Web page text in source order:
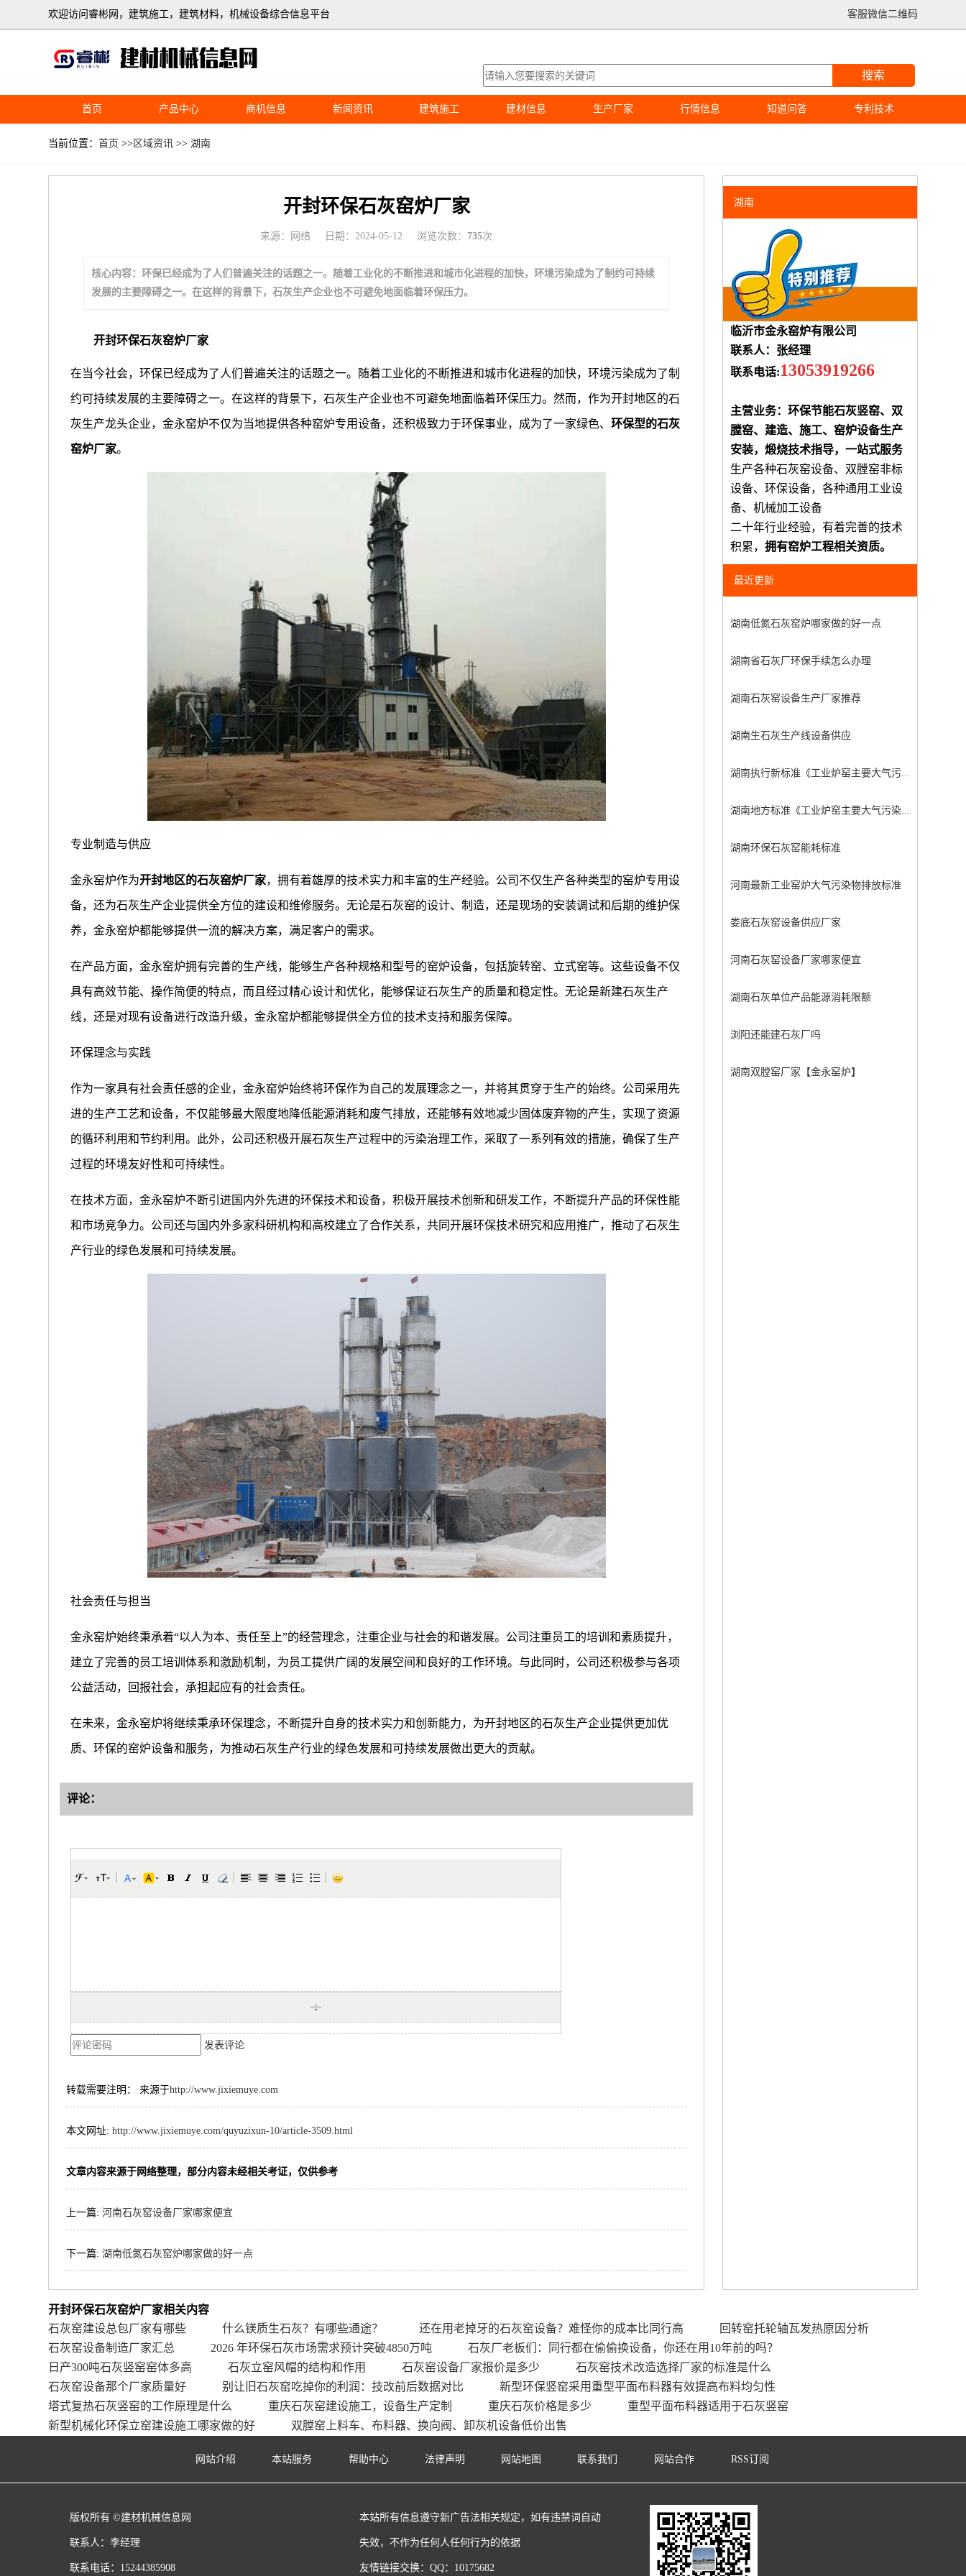
客服微信二维码
欢迎访问睿彬网，建筑施工，建筑材料，机械设备综合信息平台
搜索
首页 产品中心 商机信息 新闻资讯 建筑施工 建材信息 生产厂家 行情信息 知道问答 专利技术
当前位置：首页 >> 区域资讯 >>湖南
开封环保石灰窑炉厂家
来源：网络 日期：2024-05-12 浏览次数： 735次
核心内容：环保已经成为了人们普遍关注的话题之一。随着工业化的不断推进和城市化进程的加快，环境污染成为了制约可持续
发展的主要障碍之一。在这样的背景下，石灰生产企业也不可避免地面临着环保压力。
开封环保石灰窑炉厂家
在当今社会，环保已经成为了人们普遍关注的话题之一。随着工业化的不断推进和城市化进程的加快，环境污染成为了制
约可持续发展的主要障碍之一。在这样的背景下，石灰生产企业也不可避免地面临着环保压力。然而，作为开封地区的石
灰生产龙头企业，金永窑炉不仅为当地提供各种窑炉专用设备，还积极致力于环保事业，成为了一家绿色、环保型的石灰
窑炉厂家。
专业制造与供应
金永窑炉作为开封地区的石灰窑炉厂家，拥有着雄厚的技术实力和丰富的生产经验。公司不仅生产各种类型的窑炉专用设
备，还为石灰生产企业提供全方位的建设和维修服务。无论是石灰窑的设计、制造，还是现场的安装调试和后期的维护保
养，金永窑炉都能够提供一流的解决方案，满足客户的需求。
在产品方面，金永窑炉拥有完善的生产线，能够生产各种规格和型号的窑炉设备，包括旋转窑、立式窑等。这些设备不仅
具有高效节能、操作简便的特点，而且经过精心设计和优化，能够保证石灰生产的质量和稳定性。无论是新建石灰生产
线，还是对现有设备进行改造升级，金永窑炉都能够提供全方位的技术支持和服务保障。
环保理念与实践
作为一家具有社会责任感的企业，金永窑炉始终将环保作为自己的发展理念之一，并将其贯穿于生产的始终。公司采用先
进的生产工艺和设备，不仅能够最大限度地降低能源消耗和废气排放，还能够有效地减少固体废弃物的产生，实现了资源
的循环利用和节约利用。此外，公司还积极开展石灰生产过程中的污染治理工作，采取了一系列有效的措施，确保了生产
过程的环境友好性和可持续性。
在技术方面，金永窑炉不断引进国内外先进的环保技术和设备，积极开展技术创新和研发工作，不断提升产品的环保性能
和市场竞争力。公司还与国内外多家科研机构和高校建立了合作关系，共同开展环保技术研究和应用推广，推动了石灰生
产行业的绿色发展和可持续发展。
社会责任与担当
金永窑炉始终秉承着“以人为本、责任至上”的经营理念，注重企业与社会的和谐发展。公司注重员工的培训和素质提升，
建立了完善的员工培训体系和激励机制，为员工提供广阔的发展空间和良好的工作环境。与此同时，公司还积极参与各项
公益活动，回报社会，承担起应有的社会责任。
在未来，金永窑炉将继续秉承环保理念，不断提升自身的技术实力和创新能力，为开封地区的石灰生产企业提供更加优
质、环保的窑炉设备和服务，为推动石灰生产行业的绿色发展和可持续发展做出更大的贡献。
评论：
发表评论
转载需要注明： 来源于http://www.jixiemuye.com
本文网址:http://www.jixiemuye.com/quyuzixun-10/article-3509.html
文章内容来源于网络整理，部分内容未经相关考证，仅供参考
上一篇:河南石灰窑设备厂家哪家便宜
下一篇:湖南低氮石灰窑炉哪家做的好一点
湖南
临沂市金永窑炉有限公司
联系人：张经理
联系电话:13053919266
主营业务：环保节能石灰竖窑、双
膛窑、建造、施工、窑炉设备生产
安装，煅烧技术指导，一站式服务
生产各种石灰窑设备、双膛窑非标
设备、环保设备，各种通用工业设
备、机械加工设备
二十年行业经验，有着完善的技术
积累， 拥有窑炉工程相关资质。
最近更新
湖南低氮石灰窑炉哪家做的好一点
湖南省石灰厂环保手续怎么办理
湖南石灰窑设备生产厂家推荐
湖南生石灰生产线设备供应
湖南执行新标准《工业炉窑主要大气污...
湖南地方标准《工业炉窑主要大气污染...
湖南环保石灰窑能耗标准
河南最新工业窑炉大气污染物排放标准
娄底石灰窑设备供应厂家
河南石灰窑设备厂家哪家便宜
湖南石灰单位产品能源消耗限额
浏阳还能建石灰厂吗
湖南双膛窑厂家【金永窑炉】
开封环保石灰窑炉厂家相关内容
石灰窑建设总包厂家有哪些
什么镁质生石灰？有哪些通途？ 还在用老掉牙的石灰窑设备？难怪你的成本比同行高
回转窑托轮轴瓦发热原因分析
石灰窑设备制造厂家汇总
2026 年环保石灰市场需求预计突破4850万吨
石灰厂老板们：同行都在偷偷换设备，你还在用10年前的吗？
日产300吨石灰竖窑窑体多高
石灰立窑风帽的结构和作用 石灰窑设备厂家报价是多少
石灰窑技术改造选择厂家的标准是什么
石灰窑设备那个厂家质量好
别让旧石灰窑吃掉你的利润：技改前后数据对比
新型环保竖窑采用重型平面布料器有效提高布料均匀性
塔式复热石灰竖窑的工作原理是什么
重庆石灰窑建设施工，设备生产定制 重庆石灰价格是多少
重型平面布料器适用于石灰竖窑
新型机械化环保立窑建设施工哪家做的好
双膛窑上料车、布料器、换向阀、卸灰机设备低价出售
网站介绍 本站服务 帮助中心 法律声明 网站地图 联系我们 网站合作 RSS订阅
版权所有 ©建材机械信息网
联系人：李经理
联系电话：15244385908
本站所有信息遵守新广告法相关规定，如有违禁词自动
失效，不作为任何人任何行为的依据
友情链接交换：QQ：10175682